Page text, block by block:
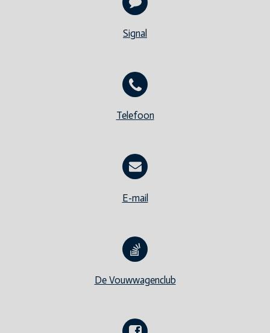
Signal
Telefoon
E-mail
De Vouwwagenclub